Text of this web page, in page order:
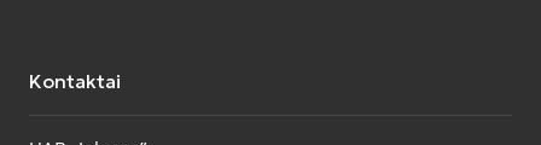
Kontaktai